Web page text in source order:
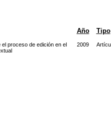
Año Tipo
proceso de edición en el
2009